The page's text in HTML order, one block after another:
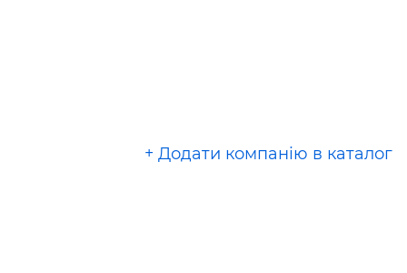
+ Додати компанію в каталог